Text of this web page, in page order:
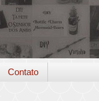
Contato